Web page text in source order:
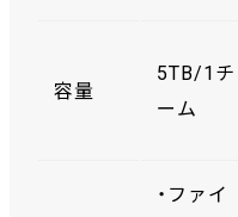
容量
5TB/1チ
ーム
・ファイ